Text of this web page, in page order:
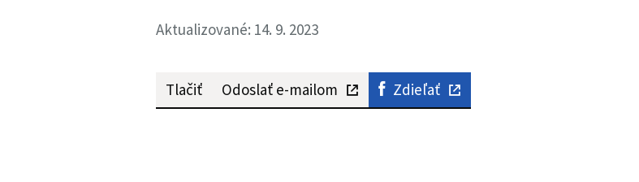
Aktualizované: 14. 9. 2023
Tlačiť Odoslať e-mailom Zdieľať